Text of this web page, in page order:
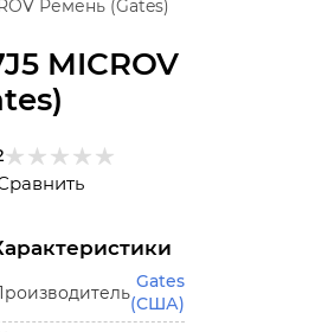
MICROV
Ремень (Gates)
Gates
(США)